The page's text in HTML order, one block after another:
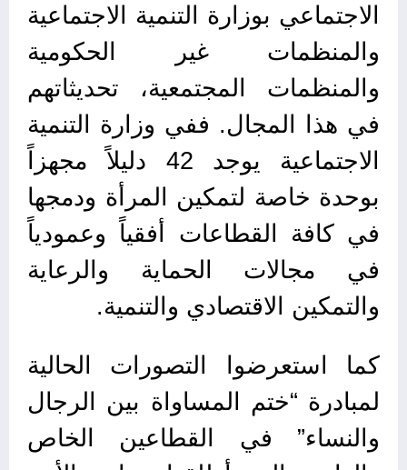
الاجتماعي بوزارة التنمية الاجتماعية
والمنظمات غير الحكومية
والمنظمات المجتمعية، تحديثاتهم
في هذا المجال. ففي وزارة التنمية
الاجتماعية يوجد 42 دليلاً مجهزاً
بوحدة خاصة لتمكين المرأة ودمجها
في كافة القطاعات أفقياً وعمودياً
في مجالات الحماية والرعاية
والتمكين الاقتصادي والتنمية.
كما استعرضوا التصورات الحالية
لمبادرة “ختم المساواة بين الرجال
والنساء” في القطاعين الخاص